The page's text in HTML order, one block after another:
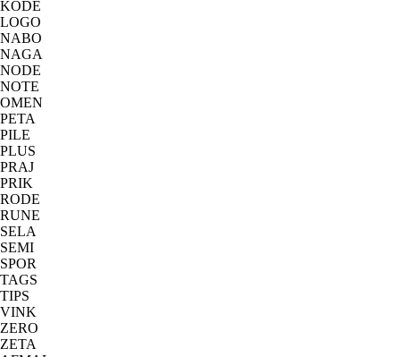
KODE
LOGO
NABO
NAGA
NODE
NOTE
OMEN
PETA
PILE
PLUS
PRAJ
PRIK
RODE
RUNE
SELA
SEMI
SPOR
TAGS
TIPS
VINK
ZERO
ZETA